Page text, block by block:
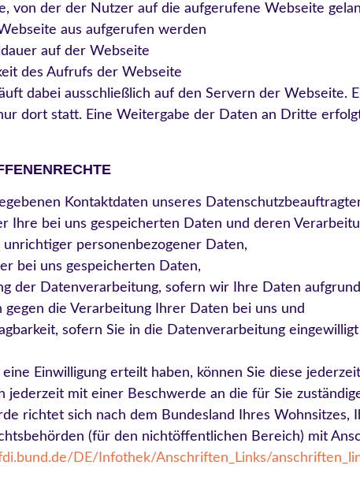
von der der Nutzer auf die aufgerufene Webseite
aus aufgerufen werden
auf der Webseite
des Aufrufs der Webseite
dabei ausschließlich auf den Servern der Webseite.
dort statt. Eine Weitergabe der Daten an Dritte
Kontaktdaten unseres
Ihre bei uns gespeicherten Daten und deren
personenbezogener Daten,
bei uns gespeicherten Daten,
der Datenverarbeitung, sofern wir Ihre Daten
gegen die Verarbeitung Ihrer Daten bei uns und
sofern Sie in die Datenverarbeitung
eine Einwilligung erteilt haben, können Sie diese
jederzeit mit einer Beschwerde an die für Sie
richtet sich nach dem Bundesland Ihres
(für den nichtöffentlichen Bereich) mit
DE/Infothek/Anschriften_Links/